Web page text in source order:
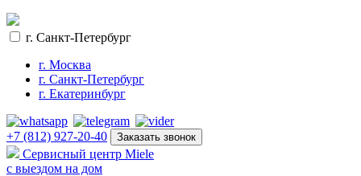
г. Санкт-Петербург
г. Москва
г. Санкт-Петербург
г. Екатеринбург
+7 (812) 927-20-40 Заказать звонок
Сервисный центр Miele
с выездом на дом